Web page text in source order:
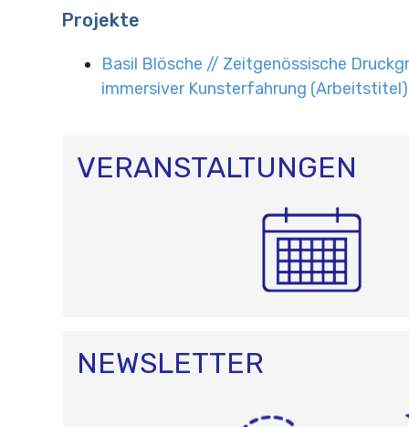
Projekte
Basil Blösche // Zeitgenössische
immersiver Kunsterfahrung (Arbeitstitel)
VERANSTALTUNGEN
NEWSLETTER